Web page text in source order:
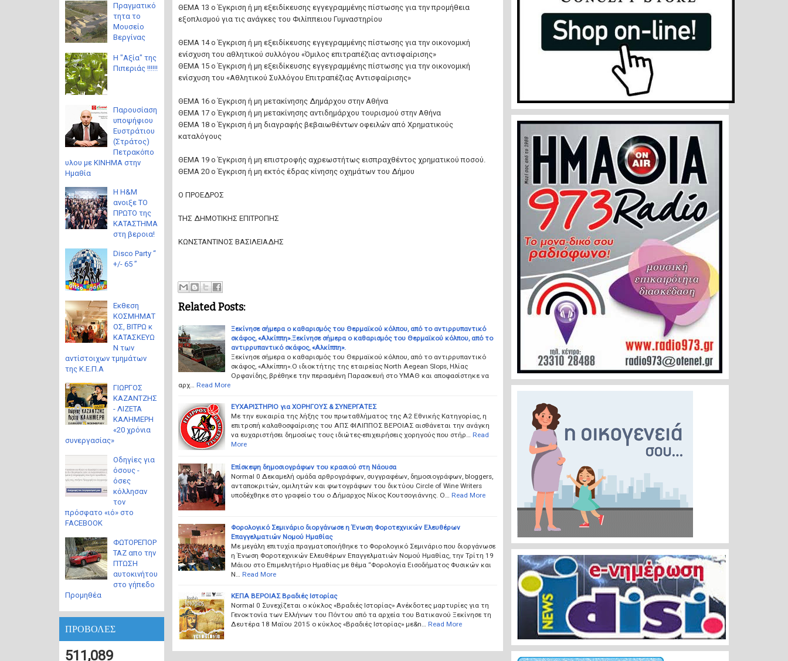
ΘΕΜΑ 13 ο Έγκριση ή μη εξειδίκευσης εγγεγραμμένης πίστωσης για την προμήθεια
εξοπλισμού για τις ανάγκες του Φιλίππειου Γυμναστηρίου
ΘΕΜΑ 14 ο Έγκριση ή μη εξειδίκευσης εγγεγραμμένης πίστωσης για την οικονομική
ενίσχυση του αθλητικού συλλόγου «Όμιλος επιτραπέζιας αντισφαίρισης»
ΘΕΜΑ 15 ο Έγκριση ή μη εξειδίκευσης εγγεγραμμένης πίστωσης για την οικονομική
ενίσχυση του «Αθλητικού Συλλόγου Επιτραπέζιας Αντισφαίρισης»
ΘΕΜΑ 16 ο Έγκριση ή μη μετακίνησης Δημάρχου στην Αθήνα
ΘΕΜΑ 17 ο Έγκριση ή μη μετακίνησης αντιδημάρχου τουρισμού στην Αθήνα
ΘΕΜΑ 18 ο Έγκριση ή μη διαγραφής βεβαιωθέντων οφειλών από Χρηματικούς
καταλόγους
ΘΕΜΑ 19 ο Έγκριση ή μη επιστροφής αχρεωστήτως εισπραχθέντος χρηματικού ποσού.
ΘΕΜΑ 20 ο Έγκριση ή μη εκτός έδρας κίνησης οχημάτων του Δήμου
Ο ΠΡΟΕΔΡΟΣ
ΤΗΣ ΔΗΜΟΤΙΚΗΣ ΕΠΙΤΡΟΠΗΣ
ΚΩΝΣΤΑΝΤΙΝΟΣ ΒΑΣΙΛΕΙΑΔΗΣ
Related Posts:
Ξεκίνησε σήμερα ο καθαρισμός του Θερμαϊκού κόλπου, από το αντιρρυπαντικό
σκάφος, «Αλκίππη».Ξεκίνησε σήμερα ο καθαρισμός του Θερμαϊκού κόλπου, από το
αντιρρυπαντικό σκάφος, «Αλκίππη».
Ξεκίνησε σήμερα ο καθαρισμός του Θερμαϊκού κόλπου, από το αντιρρυπαντικό
σκάφος, «Αλκίππη».Ο ιδιοκτήτης της εταιρείας North Aegean Slops, Ηλίας
Ορφανίδης, βρέθηκε την περασμένη Παρασκευή στο ΥΜΑΘ και αποφασίστηκε να
αρχ…
Read More
ΕΥΧΑΡΙΣΤΗΡΙΟ για ΧΟΡΗΓΟΥΣ & ΣΥΝΕΡΓΑΤΕΣ
Mε την ευκαιρία της λήξης του πρωταθλήματος της Α2 Εθνικής Κατηγορίας, η
επιτροπή καλαθοσφαίρισης του ΑΠΣ ΦΙΛΙΠΠΟΣ ΒΕΡΟΙΑΣ αισθάνεται την ανάγκη
να ευχαριστήσει δημοσίως τους ιδιώτες-επιχειρήσεις χορηγούς που στήρ…
Read
More
Επίσκεψη δημοσιογράφων του κρασιού στη Νάουσα
Normal 0 Δεκαμελή ομάδα αρθρογράφων, συγγραφέων, δημοσιογράφων, bloggers,
ανταποκριτών, ομιλητών και φωτογράφων του δικτύου Circle of Wine Writers
υποδέχθηκε στο γραφείο του ο Δήμαρχος Νίκος Κουτσογιάννης. Ο…
Read More
Φορολογικό Σεμινάριο διοργάνωσε η Ένωση Φοροτεχνικών Ελευθέρων
Επαγγελματιών Νομού Ημαθίας
Με μεγάλη επιτυχία πραγματοποιήθηκε το Φορολογικό Σεμινάριο που διοργάνωσε
η Ένωση Φοροτεχνικών Ελευθέρων Επαγγελματιών Νομού Ημαθίας, την Τρίτη 19
Μάιου στο Επιμελητήριο Ημαθίας με θέμα “Φορολογία Εισοδήματος Φυσικών και
Ν…
Read More
ΚΕΠΑ ΒΕΡΟΙΑΣ Βραδιές Ιστορίας
Normal 0 Συνεχίζεται ο κύκλος «Βραδιές Ιστορίας» Ανέκδοτες μαρτυρίες για τη
Γενοκτονία των Ελλήνων του Πόντου από τα αρχεία του Βατικανού Ξεκίνησε τη
Δευτέρα 18 Μαΐου 2015 ο κύκλος «Βραδιές Ιστορίας» με&n…
Read More
Πραγματικό
τητα το
Μουσείο
Βεργίνας
Η "Αξία" της
Πιπεριάς !!!!!!
Παρουσίαση
υποψήφιου
Ευστράτιου
(Στράτος)
Πετρακόπο
υλου με ΚΙΝΗΜΑ στην
Ημαθία
Η H&M
ανοιξε ΤΟ
ΠΡΩΤΟ της
ΚΑΤΑΣΤΗΜΑ
στη βεροια!
Disco Party “
+/- 65 ”
Eκθεση
ΚΟΣΜΗΜΑΤ
ΟΣ, ΒΙΤΡΩ κ
ΚΑΤΑΣΚΕΥΩ
Ν των
αντίστοιχων τμημάτων
της Κ.Ε.Π.Α
ΓΙΩΡΓΟΣ
ΚΑΖΑΝΤΖΗΣ
- ΛΙΖΕΤΑ
ΚΑΛΗΜΕΡΗ
«20 χρόνια
συνεργασίας»
Οδηγίες για
όσους -
όσες
κόλλησαν
τον
πρόσφατο «ιό» στο
FACEBOOK
ΦΩΤΟΡΕΠΟΡ
ΤΑΖ απο την
ΠΤΩΣΗ
αυτοκινήτου
στο γήπεδο
Προμηθέα
ΠΡΟΒΟΛΕΣ
511,089